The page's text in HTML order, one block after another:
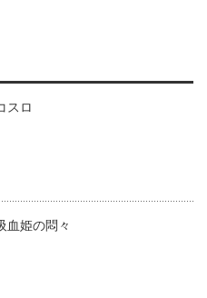
スロ
血姫の悶々